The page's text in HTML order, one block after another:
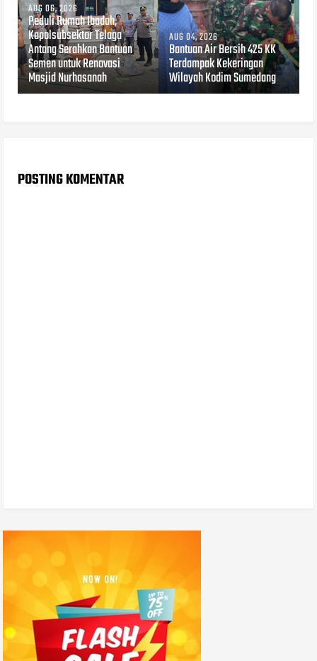
AUG 06, 2026
Peduli Rumah Ibadah,
Kapolsubsektor Telaga
Antang Serahkan Bantuan
Semen untuk Renovasi
Masjid Nurhasanah
AUG 04, 2026
Bantuan Air Bersih 425 KK
Terdampak Kekeringan
Wilayah Kodim Sumedang
POSTING KOMENTAR